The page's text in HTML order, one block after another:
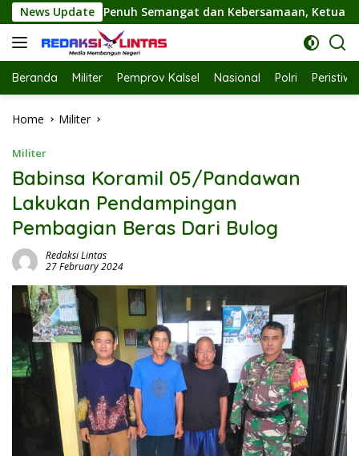
Skip
to
content
News Update
dan Kebersamaan, Ketua TP PKK Hj. Fathul Jannah Hadiri
Beranda Militer Pemprov Kalsel Nasional Polri
Home Militer
Militer
Babinsa Koramil 05/Pandawan
Lakukan Pendampingan
Pembagian Beras Dari Bulog
Redaksi Lintas
27 February 2024